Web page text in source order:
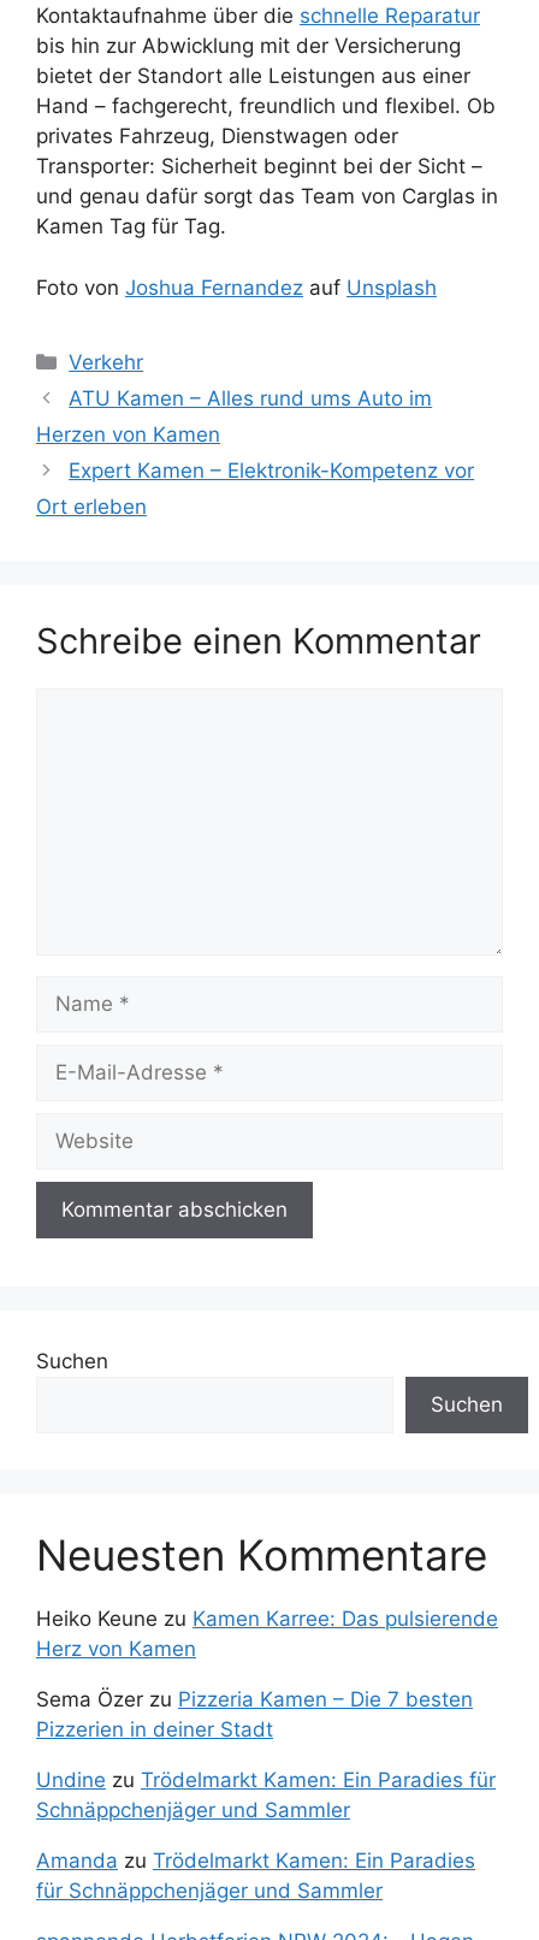
Kontaktaufnahme über die schnelle Reparatur
bis hin zur Abwicklung mit der Versicherung
bietet der Standort alle Leistungen aus einer
Hand – fachgerecht, freundlich und flexibel. Ob
privates Fahrzeug, Dienstwagen oder
Transporter: Sicherheit beginnt bei der Sicht –
und genau dafür sorgt das Team von Carglas in
Kamen Tag für Tag.
Foto von Joshua Fernandez auf Unsplash
Kategorien
Verkehr
ATU Kamen – Alles rund ums Auto im
Herzen von Kamen
Expert Kamen – Elektronik-Kompetenz vor
Ort erleben
Schreibe einen Kommentar
Mail-
Suchen
Suchen
Neuesten Kommentare
Heiko Keune zu Kamen Karree: Das pulsierende
Herz von Kamen
Sema Özer zu Pizzeria Kamen – Die 7 besten
Pizzerien in deiner Stadt
Undine zu Trödelmarkt Kamen: Ein Paradies für
Schnäppchenjäger und Sammler
Amanda zu Trödelmarkt Kamen: Ein Paradies
für Schnäppchenjäger und Sammler